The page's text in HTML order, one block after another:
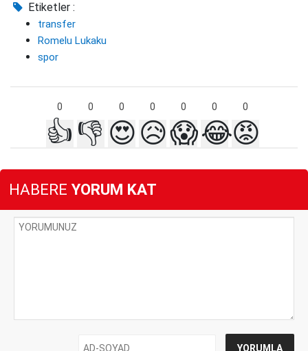
Etiketler :
transfer
Romelu Lukaku
spor
0 0 0 0 0 0 0
👍 👎 😍😥😱😂😡
HABERE YORUM KAT